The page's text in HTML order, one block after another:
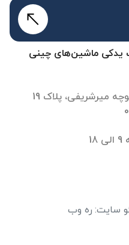
یدکی ماشین‌های چینی
سایت: ره وب